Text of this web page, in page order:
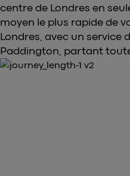
centre de Londres en
moyen le plus rapide de
Londres, avec un service
Paddington, partant